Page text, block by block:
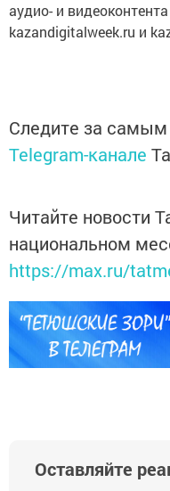
аудио- и
kazandigitalweek.ru и
Следите за
Telegram-канале
Читайте новости
национальном
https://max.ru/
Оставляйте